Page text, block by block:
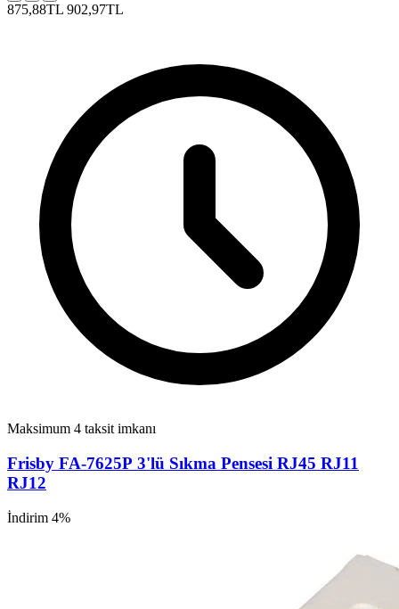
875,88TL 902,97TL
Maksimum 4 taksit imkanı
Frisby FA-7625P 3'lü Sıkma Pensesi RJ45 RJ11
RJ12
İndirim 4%